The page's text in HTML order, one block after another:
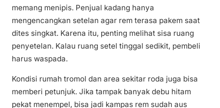
memang menipis. Penjual kadang hanya
mengencangkan setelan agar rem terasa pakem saat
dites singkat. Karena itu, penting melihat sisa ruang
penyetelan. Kalau ruang setel tinggal sedikit, pembeli
harus waspada.
Kondisi rumah tromol dan area sekitar roda juga bisa
memberi petunjuk. Jika tampak banyak debu hitam
pekat menempel, bisa jadi kampas rem sudah aus